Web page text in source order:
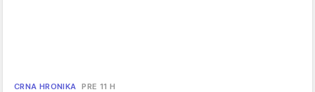
CRNA HRONIKA PRE 11 H